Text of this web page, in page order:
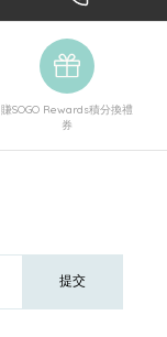
賺SOGO Rewards積分換禮
券
提交